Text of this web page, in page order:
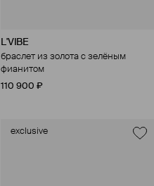
L'VIBE
браслет из золота с зелёным
фианитом
110 900 ₽
exclusive